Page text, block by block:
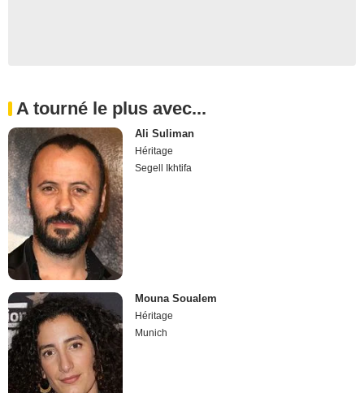
A tourné le plus avec...
Ali Suliman
Héritage
Segell Ikhtifa
Mouna Soualem
Héritage
Munich